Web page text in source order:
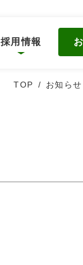
採用情報
数字で見るワ
TOP お知らせ